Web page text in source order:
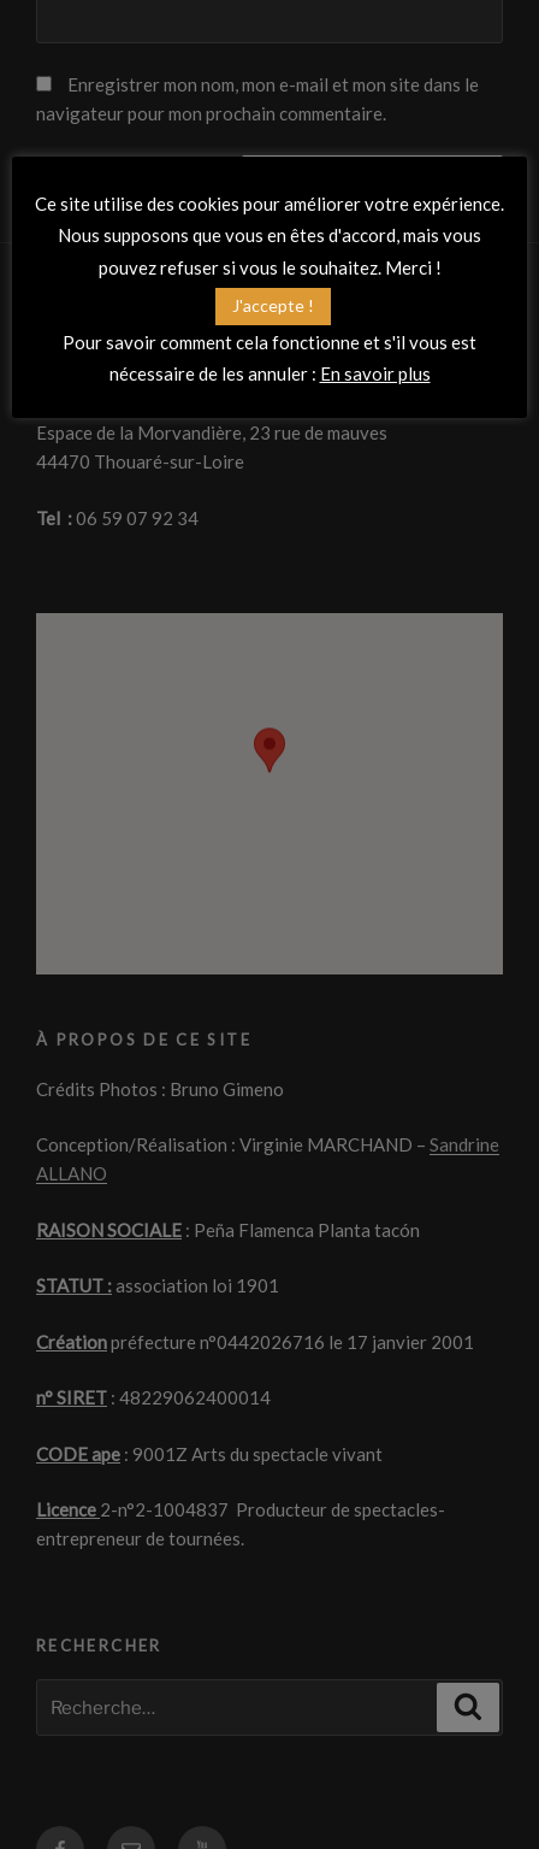
Enregistrer mon nom, mon e-mail et mon site dans le
navigateur pour mon prochain commentaire.
RETROUVEZ-NOUS
Espace de la Morvandière, 23 rue de mauves
44470 Thouaré-sur-Loire
Tel :06 59 07 92 34
À PROPOS DE CE SITE
Crédits Photos : Bruno Gimeno
Conception/Réalisation : Virginie MARCHAND – Sandrine
ALLANO
RAISON SOCIALE : Peña Flamenca Planta tacón
STATUT :association loi 1901
Créationpréfecture n°0442026716 le 17 janvier 2001
n° SIRET : 48229062400014
CODE ape : 9001Z Arts du spectacle vivant
Licence 2-n°2-1004837 Producteur de spectacles-
entrepreneur de tournées.
RECHERCHER
pour
FacebookCourriel Youtube
Ce site utilise des cookies pour améliorer votre expérience.
Nous supposons que vous en êtes d'accord, mais vous
pouvez refuser si vous le souhaitez. Merci !
J'accepte !
Pour savoir comment cela fonctionne et s'il vous est
nécessaire de les annuler : En savoir plus